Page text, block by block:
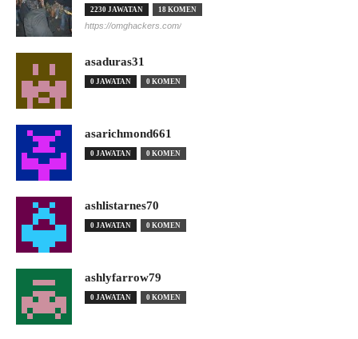
2230 JAWATAN 18 KOMEN
https://omghackers.com/
asaduras31
0 JAWATAN 0 KOMEN
asarichmond661
0 JAWATAN 0 KOMEN
ashlistarnes70
0 JAWATAN 0 KOMEN
ashlyfarrow79
0 JAWATAN 0 KOMEN